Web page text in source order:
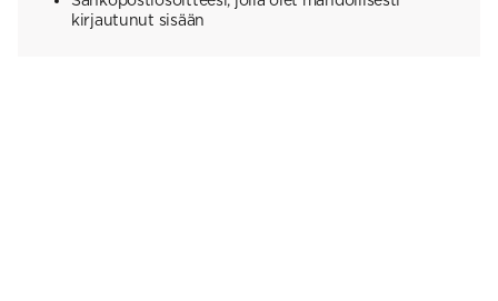
kirjautunut sisään